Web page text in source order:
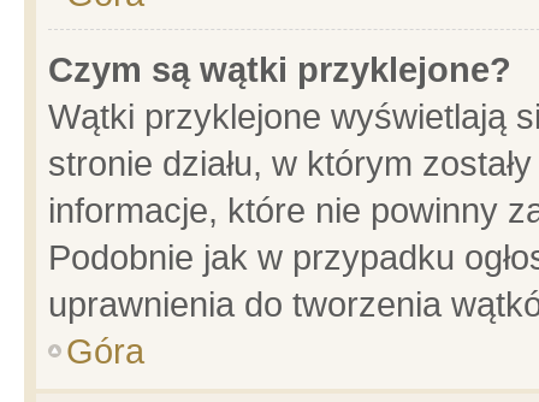
Czym są wątki przyklejone?
Wątki przyklejone wyświetlają
stronie działu, w którym
informacje, które nie powinny
Podobnie jak w przypadku
uprawnienia do tworzenia
Góra